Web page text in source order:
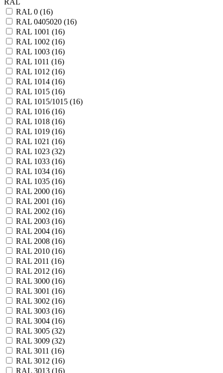
RAL 0 (16)
RAL 0405020 (16)
RAL 1001 (16)
RAL 1002 (16)
RAL 1003 (16)
RAL 1011 (16)
RAL 1012 (16)
RAL 1014 (16)
RAL 1015 (16)
RAL 1015/1015 (16)
RAL 1016 (16)
RAL 1018 (16)
RAL 1019 (16)
RAL 1021 (16)
RAL 1023 (32)
RAL 1033 (16)
RAL 1034 (16)
RAL 1035 (16)
RAL 2000 (16)
RAL 2001 (16)
RAL 2002 (16)
RAL 2003 (16)
RAL 2004 (16)
RAL 2008 (16)
RAL 2010 (16)
RAL 2011 (16)
RAL 2012 (16)
RAL 3000 (16)
RAL 3001 (16)
RAL 3002 (16)
RAL 3003 (16)
RAL 3004 (16)
RAL 3005 (32)
RAL 3009 (32)
RAL 3011 (16)
RAL 3012 (16)
RAL 3013 (16)